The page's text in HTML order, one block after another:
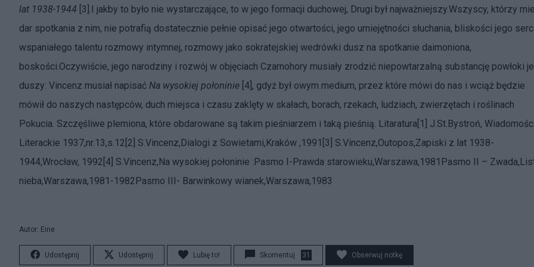
lat 1938-1944 [3].I jakby to było nie wystarczające, to w jego formacji duchowej, Drugi był najważniejszy.Wszyscy, którzy
dar spotkania z nim, nie potrafią dostatecznie pełnie opisać jego otwartości, jego umiejętności słuchania, bliskości jego
wspaniałego talentu rozmowy intymnej, rozmowy jako sokratejskiej wedrówki dusz na spotkanie daimoniona,
boskości.Oczywiście, jego narodziny i rozwój w objęciach Czarnohory musiały zrodzić niepowtarzalną substancję powłoki
duszy: Vincenz musiał napisać Na wysokiej połoninie [4], gdyż był owym medium, przez które mówi do nas i wciąż będzie
mówił do naszych następców, duch miejsca i czasu zaklęty w skałach, borach, rzekach, ludziach, zwierzętach i roślinach
Pokucia. Szczęśliwe plemiona, które obdarowane są takim pieśniarzem i taką pieśnią. Litaratura[1] J.St.Bystroń,
Literackie 1937,nr.13,s.12[2] S.Vincenz,Dialogi z Sowietami,Kraków ,1991[3] S.Vincenz,Outopos,Zapiski z lat 1938-
1944,Wrocław, 1992[4] S.Vincenz,Na wysokiej połoninie :Pasmo I-Prawda starowieku,Warszawa,1981Pasmo II –
nieba,Warszawa,1981-1982Pasmo III- Barwinkowy wianek,Warszawa,1983
Autor: Eine
Udostępnij Udostępnij Lubię to! Skomentuj 31 Obserwuj notkę